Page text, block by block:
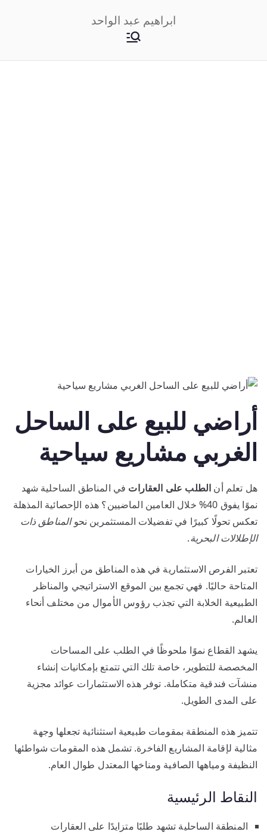
ابراهيم عبد الواحد
أراضي للبيع على الساحل
الغربي مشاريع سياحية
هل تعلم أن الطلب على العقارات في المناطق الساحلية شهد
نموًا يفوق 40% خلال العامين الماضيين؟ هذه الإحصائية المذهلة
تعكس تحولًا كبيرًا في تفضيلات المستثمرين نحوالمناطق ذات
الإطلالات البحرية.
تعتبر الفرص الاستثمارية في هذه المناطق من أبرز الخيارات
المتاحة حاليًا. فهي تجمع بين الموقع الاستراتيجي والمناظر
الطبيعية الخلابة التي تجذب رؤوس الأموال من مختلف أنحاء
العالم.
يشهد القطاع نموًا ملحوظًا في الطلب على المساحات
المخصصة للتطوير، خاصة تلك التي تتمتع بإمكانيات إنشاء
منشآت فندقية متكاملة. توفر هذه الاستثمارات عوائد مجزية
على المدى الطويل.
تتميز هذه المنطقة بمقومات طبيعية استثنائية تجعلها وجهة
مثالية لإقامة المشاريع الفاخرة. تشمل هذه المقومات شواطئها
النظيفة ومياهها الصافية ومناخها المعتدل طوال العام.
النقاط الرئيسية
المنطقة الساحلية تشهد طلبًا متزايدًا على العقارات